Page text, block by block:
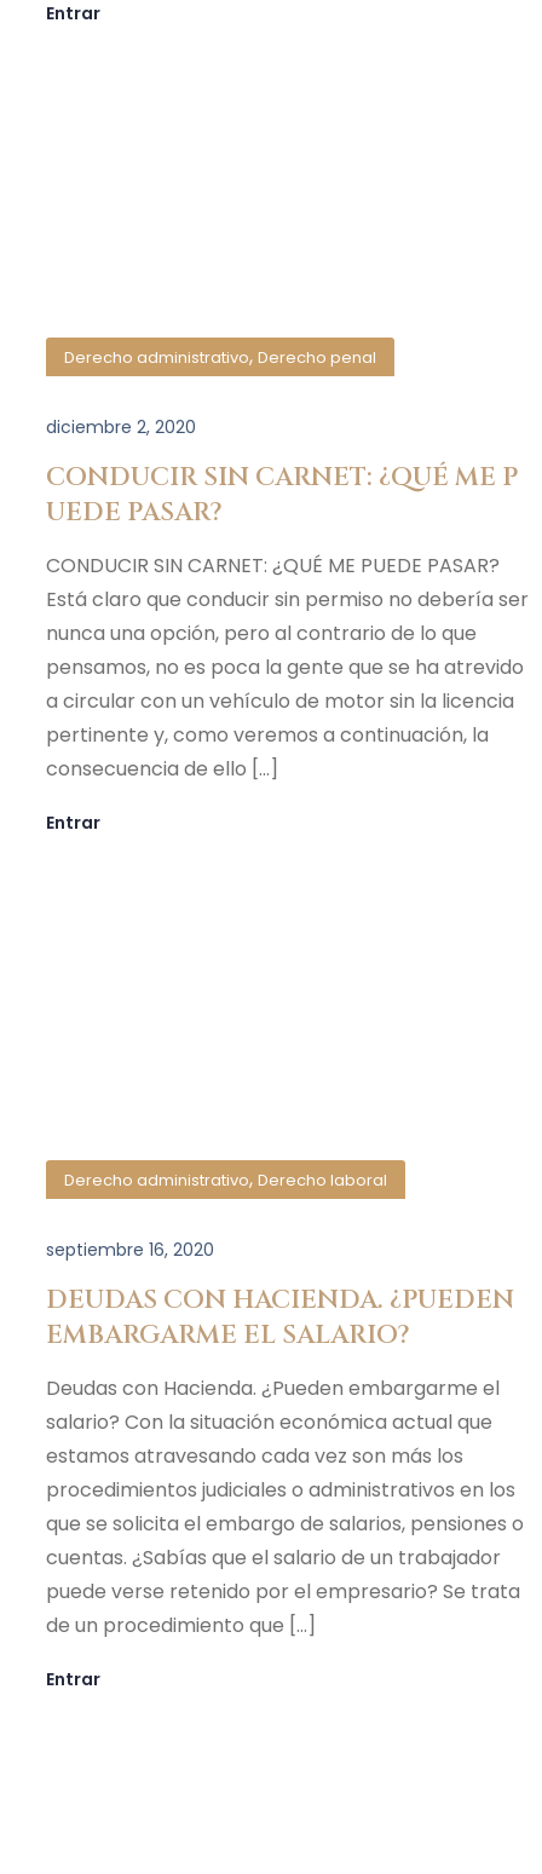
Entrar
Derecho administrativo, Derecho penal
diciembre 2, 2020
CONDUCIR SIN CARNET: ¿QUÉ ME P
UEDE PASAR?
CONDUCIR SIN CARNET: ¿QUÉ ME PUEDE PASAR?
Está claro que conducir sin permiso no debería ser
nunca una opción, pero al contrario de lo que
pensamos, no es poca la gente que se ha atrevido
a circular con un vehículo de motor sin la licencia
pertinente y, como veremos a continuación, la
consecuencia de ello […]
Entrar
Derecho administrativo, Derecho laboral
septiembre 16, 2020
DEUDAS CON HACIENDA. ¿PUEDEN
EMBARGARME EL SALARIO?
Deudas con Hacienda. ¿Pueden embargarme el
salario? Con la situación económica actual que
estamos atravesando cada vez son más los
procedimientos judiciales o administrativos en los
que se solicita el embargo de salarios, pensiones o
cuentas. ¿Sabías que el salario de un trabajador
puede verse retenido por el empresario? Se trata
de un procedimiento que […]
Entrar